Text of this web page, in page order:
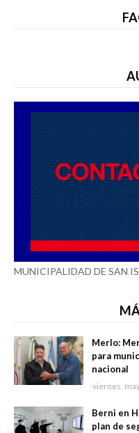
MUNICIPALIDAD DE SAN
Merlo:
para
nacional
viernes,
Berni en
plan de